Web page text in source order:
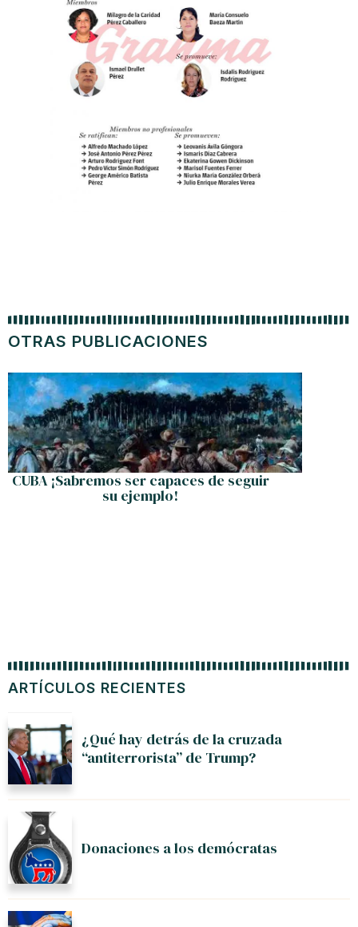
ARTÍCULOS RECIENTES
¿Qué hay detrás de la cruzada
“antiterrorista” de Trump?
Donaciones a los demócratas
OTRAS PUBLICACIONES
CUBA ¡Sabremos ser capaces de seguir
su ejemplo!